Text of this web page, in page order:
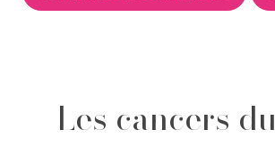
Les cancers du